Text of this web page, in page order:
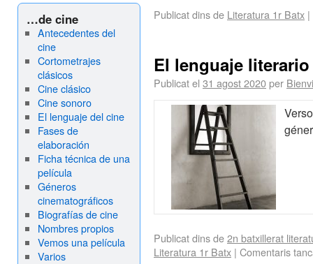
…de cine
Antecedentes del
cine
Cortometrajes
clásicos
Cine clásico
Cine sonoro
El lenguaje del cine
Fases de
elaboración
Ficha técnica de una
película
Géneros
cinematográficos
Biografías de cine
Nombres propios
Vemos una película
Varios
Publicat dins de Literatura 1r Batx |
El lenguaje literario
Publicat el 31 agost 2020per Bienvi
Publicat dins de2n batxillerat
Literatura 1r Batx | Comentaris